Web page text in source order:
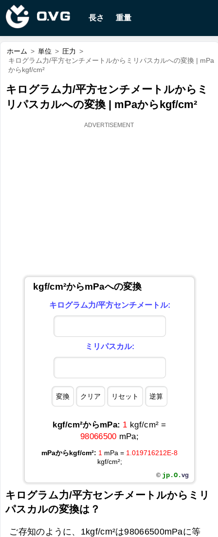
長さ 重量
ホーム > 単位 > 圧力 >
キログラム力/平方センチメートルからミリパスカルへの変換 | mPa
からkgf/cm²
キログラム力/平方センチメートルからミ
リパスカルへの変換 | mPaからkgf/cm²
kgf/cm²からmPaへの変換
キログラム力/平方センチメートル:
ミリパスカル:
kgf/cm²からmPa: 1 kgf/cm² =
98066500 mPa;
mPaからkgf/cm²: 1 mPa = 1.019716212E-8
kgf/cm²;
© jp.O.vg
キログラム力/平方センチメートルからミリ
パスカルの変換は？
ご存知のように、1kgf/cm²は98066500mPaに等